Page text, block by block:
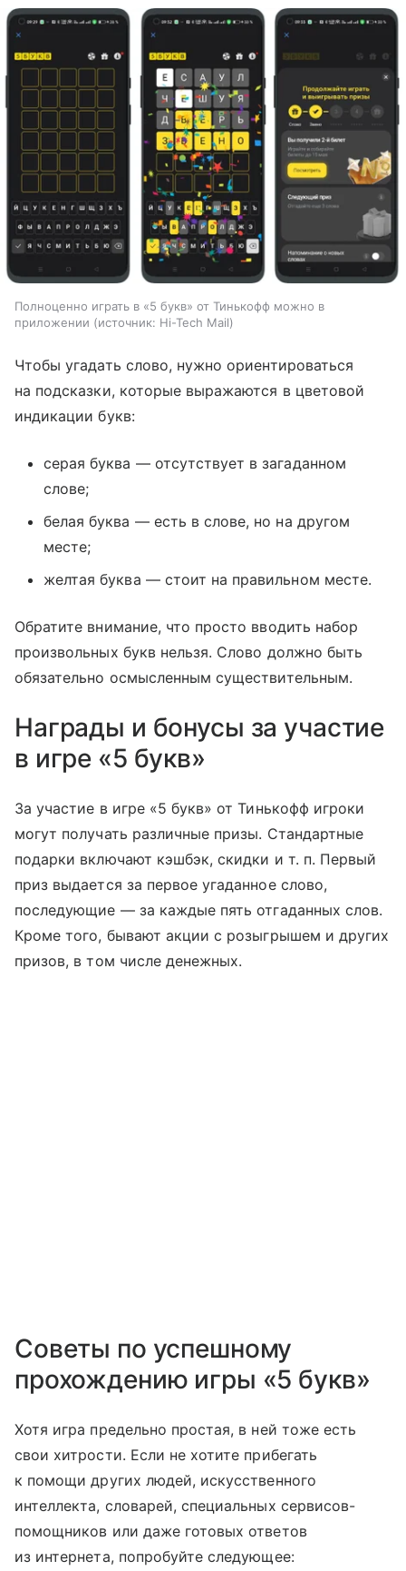
Полноценно играть в «5 букв» от Тинькофф можно в
приложении
источник: Hi-Tech Mail
Чтобы угадать слово, нужно ориентироваться
на подсказки, которые выражаются в цветовой
индикации букв:
серая буква — отсутствует в загаданном
слове;
белая буква — есть в слове, но на другом
месте;
желтая буква — стоит на правильном месте.
Обратите внимание, что просто вводить набор
произвольных букв нельзя. Слово должно быть
обязательно осмысленным существительным.
Награды и бонусы за участие
в игре «5 букв»
За участие в игре «5 букв» от Тинькофф игроки
могут получать различные призы. Стандартные
подарки включают кэшбэк, скидки и т. п. Первый
приз выдается за первое угаданное слово,
последующие — за каждые пять отгаданных слов.
Кроме того, бывают акции с розыгрышем и других
призов, в том числе денежных.
Советы по успешному
прохождению игры «5 букв»
Хотя игра предельно простая, в ней тоже есть
свои хитрости. Если не хотите прибегать
к помощи других людей, искусственного
интеллекта, словарей, специальных сервисов-
помощников или даже готовых ответов
из интернета, попробуйте следующее: